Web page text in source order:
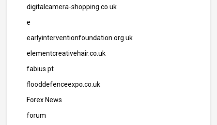
digitalcamera-shopping.co.uk
e
earlyinterventionfoundation.org.uk
elementcreativehair.co.uk
fabius.pt
flooddefenceexpo.co.uk
Forex News
forum